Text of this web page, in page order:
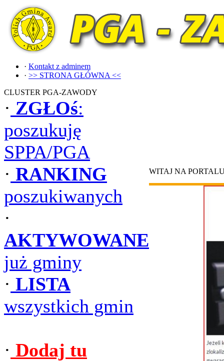
· Kontakt z adminem
· >> STRONA GŁÓWNA <<
CLUSTER PGA-ZAWODY
· ZGŁOś:
poszukuję
SPPA/PGA
· RANKING
poszukiwanych
·
AKTYWOWANE
już gminy
· LISTA
wszystkich gmin
· Dodaj tu
WITAJ NA